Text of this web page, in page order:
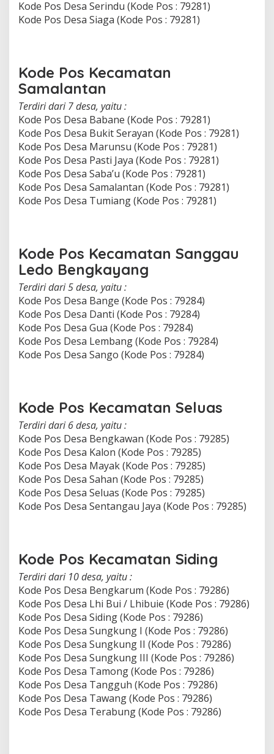
Kode Pos Desa Serindu (Kode Pos : 79281)
Kode Pos Desa Siaga (Kode Pos : 79281)
Kode Pos Kecamatan
Samalantan
Terdiri dari 7 desa, yaitu :
Kode Pos Desa Babane (Kode Pos : 79281)
Kode Pos Desa Bukit Serayan (Kode Pos : 79281)
Kode Pos Desa Marunsu (Kode Pos : 79281)
Kode Pos Desa Pasti Jaya (Kode Pos : 79281)
Kode Pos Desa Saba’u (Kode Pos : 79281)
Kode Pos Desa Samalantan (Kode Pos : 79281)
Kode Pos Desa Tumiang (Kode Pos : 79281)
Kode Pos Kecamatan Sanggau
Ledo Bengkayang
Terdiri dari 5 desa, yaitu :
Kode Pos Desa Bange (Kode Pos : 79284)
Kode Pos Desa Danti (Kode Pos : 79284)
Kode Pos Desa Gua (Kode Pos : 79284)
Kode Pos Desa Lembang (Kode Pos : 79284)
Kode Pos Desa Sango (Kode Pos : 79284)
Kode Pos Kecamatan Seluas
Terdiri dari 6 desa, yaitu :
Kode Pos Desa Bengkawan (Kode Pos : 79285)
Kode Pos Desa Kalon (Kode Pos : 79285)
Kode Pos Desa Mayak (Kode Pos : 79285)
Kode Pos Desa Sahan (Kode Pos : 79285)
Kode Pos Desa Seluas (Kode Pos : 79285)
Kode Pos Desa Sentangau Jaya (Kode Pos : 79285)
Kode Pos Kecamatan Siding
Terdiri dari 10 desa, yaitu :
Kode Pos Desa Bengkarum (Kode Pos : 79286)
Kode Pos Desa Lhi Bui / Lhibuie (Kode Pos : 79286)
Kode Pos Desa Siding (Kode Pos : 79286)
Kode Pos Desa Sungkung I (Kode Pos : 79286)
Kode Pos Desa Sungkung II (Kode Pos : 79286)
Kode Pos Desa Sungkung III (Kode Pos : 79286)
Kode Pos Desa Tamong (Kode Pos : 79286)
Kode Pos Desa Tangguh (Kode Pos : 79286)
Kode Pos Desa Tawang (Kode Pos : 79286)
Kode Pos Desa Terabung (Kode Pos : 79286)